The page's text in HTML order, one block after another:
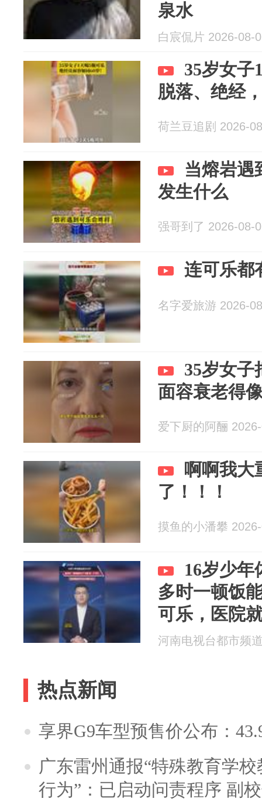
泉水
白宸侃片 2026-08-
35岁女子
脱落、绝经
荷兰豆追剧 2026-
当熔岩遇
发生什么
强哥到了 2026-08-
连可乐都
名字爱旅游 2026-
35岁女子
面容衰老得
爱下厨的阿酾
啊啊我大
了！！！
摸鱼的小潘攀
16岁少年
多时一顿饭
可乐，医院
立
河南电视台都市频
热点新闻
享界G9车型预售价公布：
广东雷州通报“特殊教育学
行为”：已启动问责程序 副